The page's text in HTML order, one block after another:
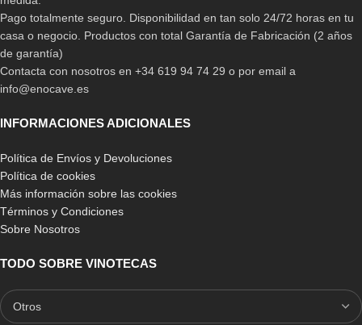
Pago totalmente seguro. Disponibilidad en tan solo 24/72 horas en tu
casa o negocio. Productos con total Garantía de Fabricación (2 años
de garantía)
Contacta con nosotros en +34 619 94 74 29 o por email a
info@enocave.es
INFORMACIONES ADICIONALES
Política de Envíos y Devoluciones
Política de cookies
Más información sobre las cookies
Términos y Condiciones
Sobre Nosotros
TODO SOBRE VINOTECAS